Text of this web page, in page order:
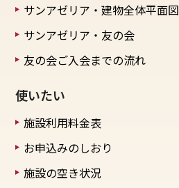
サンアゼリア・建物全体平面図
サンアゼリア・友の会
友の会ご入会までの流れ
使いたい
施設利用料金表
お申込みのしおり
施設の空き状況